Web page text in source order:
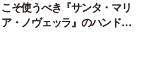
こそ使うべき『サンタ・マリ
ア・ノヴェッラ』のハンドク